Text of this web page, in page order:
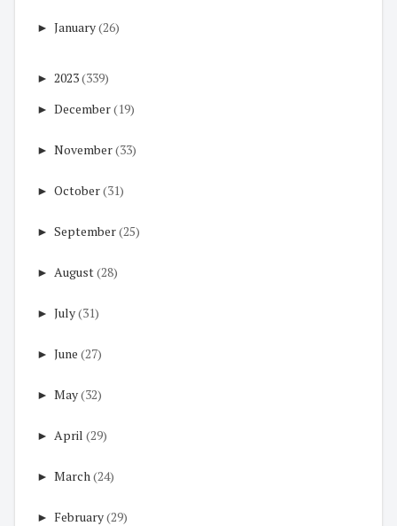
► January(26)
► 2023(339)
► December(19)
► November(33)
► October(31)
► September(25)
► August(28)
► July(31)
► June (27)
► May(32)
► April (29)
► March(24)
► February(29)